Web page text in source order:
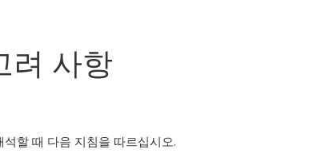
려 사항
할 때 다음 지침을 따르십시오.